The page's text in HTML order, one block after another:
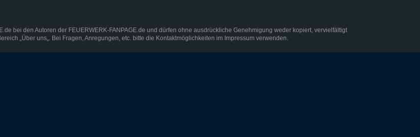
bei den Autoren der FEUERWERK-FANPAGE.de und dürfen ohne ausdrückliche Genehmigung weder kopiert, vervielfältigt
„Über uns„. Bei Fragen, Anregungen, etc. bitte die Kontaktmöglichkeiten im Impressum verwenden.